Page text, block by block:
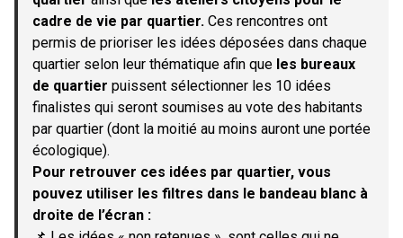
cadre de vie par quartier. Ces rencontres ont
permis de prioriser les idées déposées dans chaque
quartier selon leur thématique afin que les bureaux
de quartier puissent sélectionner les 10 idées
finalistes qui seront soumises au vote des habitants
par quartier (dont la moitié au moins auront une portée
écologique).
Pour retrouver ces idées par quartier, vous
pouvez utiliser les filtres dans le bandeau blanc à
droite de l’écran :